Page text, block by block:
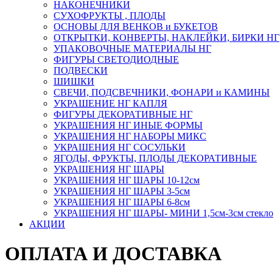
НАКОНЕЧНИКИ
СУХОФРУКТЫ , ПЛОДЫ
ОСНОВЫ ДЛЯ ВЕНКОВ и БУКЕТОВ
ОТКРЫТКИ, КОНВЕРТЫ, НАКЛЕЙКИ, БИРКИ НГ
УПАКОВОЧНЫЕ МАТЕРИАЛЫ НГ
ФИГУРЫ СВЕТОДИОДНЫЕ
ПОДВЕСКИ
ШИШКИ
СВЕЧИ, ПОДСВЕЧНИКИ, ФОНАРИ и КАМИНЫ
УКРАШЕНИЕ НГ КАПЛЯ
ФИГУРЫ ДЕКОРАТИВНЫЕ НГ
УКРАШЕНИЯ НГ ИНЫЕ ФОРМЫ
УКРАШЕНИЯ НГ НАБОРЫ МИКС
УКРАШЕНИЯ НГ СОСУЛЬКИ
ЯГОДЫ, ФРУКТЫ, ПЛОДЫ ДЕКОРАТИВНЫЕ
УКРАШЕНИЯ НГ ШАРЫ
УКРАШЕНИЯ НГ ШАРЫ 10-12см
УКРАШЕНИЯ НГ ШАРЫ 3-5см
УКРАШЕНИЯ НГ ШАРЫ 6-8см
УКРАШЕНИЯ НГ ШАРЫ- МИНИ 1,5см-3см стекло
АКЦИИ
ОПЛАТА И ДОСТАВКА